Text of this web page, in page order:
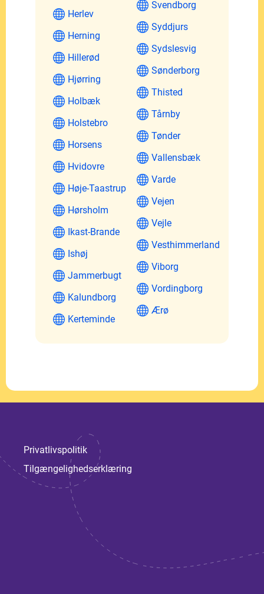
Herlev
Herning
Hillerød
Hjørring
Holbæk
Holstebro
Horsens
Hvidovre
Høje-Taastrup
Hørsholm
Ikast-Brande
Ishøj
Jammerbugt
Kalundborg
Kerteminde
Svendborg
Syddjurs
Sydslesvig
Sønderborg
Thisted
Tårnby
Tønder
Vallensbæk
Varde
Vejen
Vejle
Vesthimmerland
Viborg
Vordingborg
Ærø
Privatlivspolitik
Tilgængelighedserklæring